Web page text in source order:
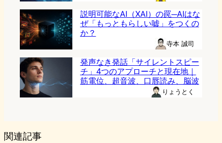
説明可能なAI（XAI）の罠─AIはな
ぜ「もっともらしい嘘」をつくの
か？
寺本 誠司
発声なき発話「サイレントスピー
チ」4つのアプローチと現在地｜
筋電位、超音波、口唇読み、脳波
りょうとく
関連記事